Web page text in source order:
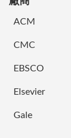
ACM
CMC
EBSCO
Elsevier
Gale